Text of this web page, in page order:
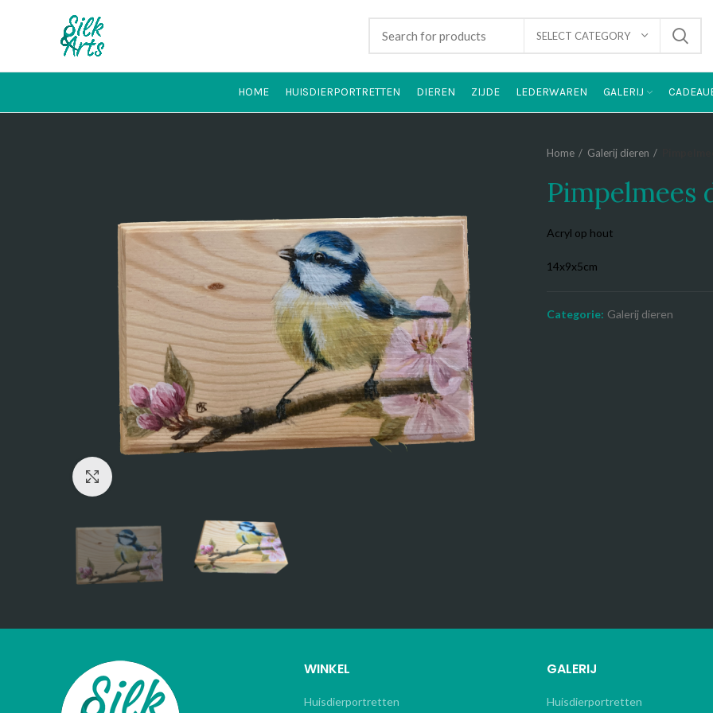
SELECT CATEGORY
HOME HUISDIERPORTRETTEN DIEREN ZIJDE LEDERWAREN GALERIJ
Home Galerij dieren
Pimpelmees
Acryl op hout
14x9x5cm
Categorie: Galerij dieren
WINKEL
Huisdierportretten
GALERIJ
Huisdierportretten